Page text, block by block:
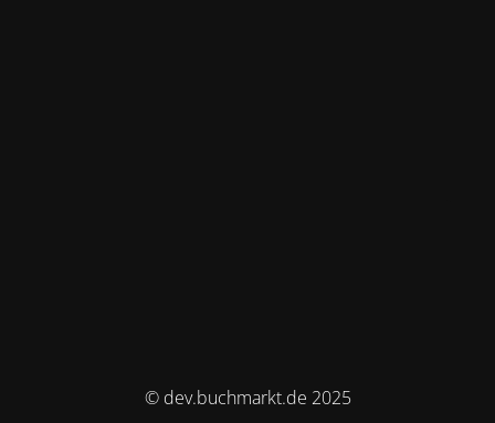
© dev.buchmarkt.de 2025